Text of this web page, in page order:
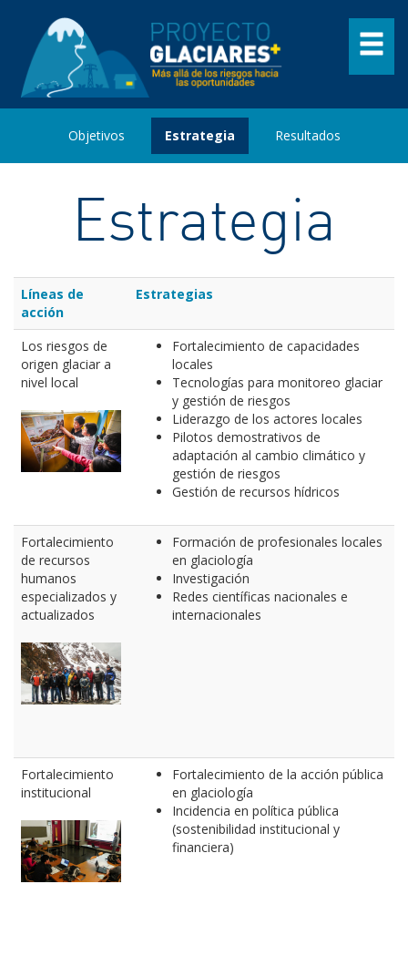
Objetivos Estrategia Resultados
Estrategia
Líneas de
acción
Estrategias
Los riesgos de
origen glaciar a
nivel local
Fortalecimiento de capacidades
locales
Tecnologías para monitoreo glaciar
y gestión de riesgos
Liderazgo de los actores locales
Pilotos demostrativos de
adaptación al cambio climático y
gestión de riesgos
Gestión de recursos hídricos
Fortalecimiento
de recursos
humanos
especializados y
actualizados
Formación de profesionales locales
en glaciología
Investigación
Redes científicas nacionales e
internacionales
Fortalecimiento
institucional
Fortalecimiento de la acción pública
en glaciología
Incidencia en política pública
(sostenibilidad institucional y
financiera)